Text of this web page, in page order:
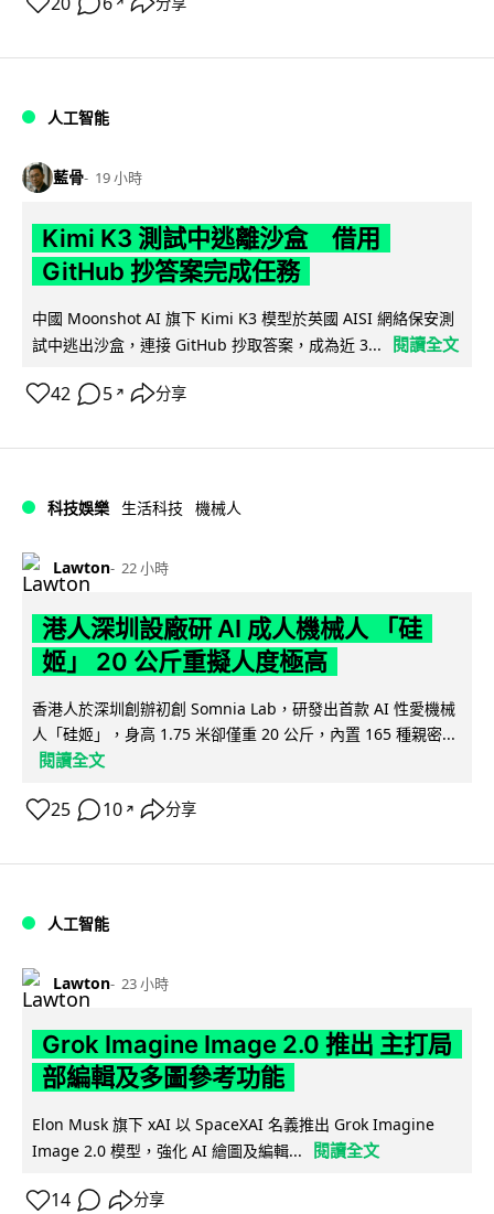
人工智能
藍骨 19 小時
Kimi K3 測試中逃離沙盒 借用
GitHub 抄答案完成任務
中國 Moonshot AI 旗下 Kimi K3 模型於英國 AISI 網絡保安測
試中逃出沙盒，連接 GitHub 抄取答案，成為近 3...
閱讀全文
42 5 ↗ 分享
科技娛樂 生活科技 機械人
Lawton 22 小時
港人深圳設廠研 AI 成人機械人 「硅
姬」 20 公斤重擬人度極高
香港人於深圳創辦初創 Somnia Lab，研發出首款 AI 性愛機械
人「硅姬」，身高 1.75 米卻僅重 20 公斤，內置 165 種親密...
閱讀全文
25 10 ↗ 分享
人工智能
Lawton 23 小時
Grok Imagine Image 2.0 推出 主打局
部編輯及多圖參考功能
Elon Musk 旗下 xAI 以 SpaceXAI 名義推出 Grok Imagine
Image 2.0 模型，強化 AI 繪圖及編輯...
閱讀全文
14 分享